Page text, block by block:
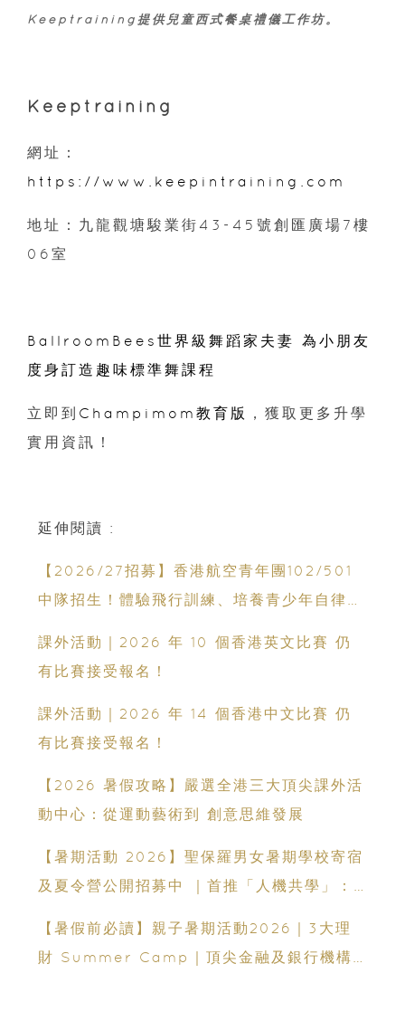
Keeptraining提供兒童西式餐桌禮儀工作坊。
Keeptraining
網址：
https://www.keepintraining.com
地址：九龍觀塘駿業街43-45號創匯廣場7樓
06室
BallroomBees世界級舞蹈家夫妻 為小朋友
度身訂造趣味標準舞課程
立即到 Champimom教育版
，獲取更多升學
實用資訊！
延伸閱讀 :
【2026/27招募】香港航空青年團102/501
中隊招生！體驗飛行訓練、培養青少年自律與
課外活動｜2026 年 10 個香港英文比賽 仍
有比賽接受報名！
課外活動｜2026 年 14 個香港中文比賽 仍
有比賽接受報名！
【2026 暑假攻略】嚴選全港三大頂尖課外活
動中心：從運動藝術到 創意思維發展
【暑期活動 2026】聖保羅男女暑期學校寄宿
及夏令營公開招募中 ｜首推「人機共學」：
【暑假前必讀】親子暑期活動2026｜3大理
財 Summer Camp｜頂尖金融及銀行機構